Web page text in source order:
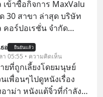
วุธ เฮ้งสวัสดิ์ จะพาทุก
สร้างขอบเขตเพื่อรักษา
ละรักษาความสัมพันธ์
ไปพร้อมกัน
#แอป
#อยู่อย่าง
#FinancialLiteracy
เข้าซื้อกิจการ MaxValu
30 สาขา ล่าสุด บริษัท
คอร์ปอเรชั่น จํากัด
แห่งประเทศไทยว่า ได้
ถือหุ้นในบริษัท อิออน
ด เจ้าของ MaxValu ใน
อ ยืนยันแล้ว
า 05:55 • ความคิดเห็น
ที่ถูกเลี้ยงโดยมนุษย์
เพื่อนๆไปดูหนังเรื่อง
จิ๋วที่กำลัง